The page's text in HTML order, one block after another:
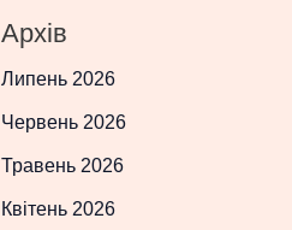
Архів
Липень 2026
Червень 2026
Травень 2026
Квітень 2026